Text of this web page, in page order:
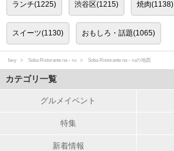
ランチ(1225) 渋谷区(1215) 焼肉(1138)
スイーツ(1130) おもしろ・話題(1065)
favy Soba Ristorante na－ru Soba Ristorante na－ruの地図
カテゴリ一覧
グルメイベント
特集
新着情報